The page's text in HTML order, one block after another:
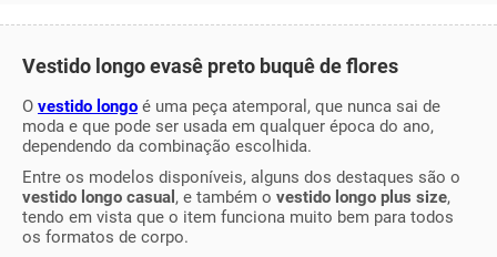
Vestido longo evasê preto buquê de flores
O vestido longo é uma peça atemporal, que nunca sai de
moda e que pode ser usada em qualquer época do ano,
dependendo da combinação escolhida.
Entre os modelos disponíveis, alguns dos destaques são o
vestido longo casual , e também o vestido longo plus size,
tendo em vista que o item funciona muito bem para todos
os formatos de corpo.